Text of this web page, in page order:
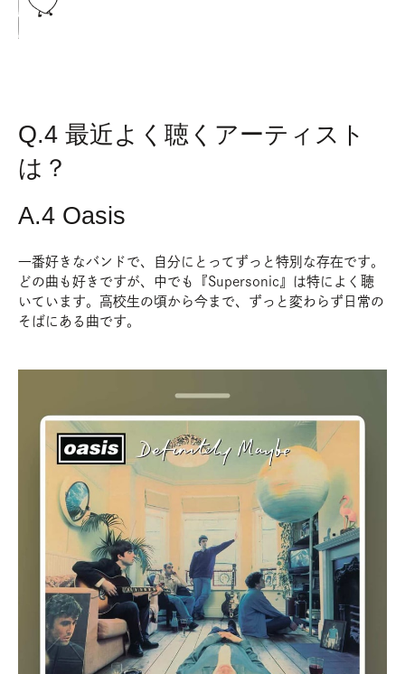
Q.4 最近よく聴くアーティスト
は？
A.4 Oasis
一番好きなバンドで、自分にとってずっと特別な存在です。
どの曲も好きですが、中でも『Supersonic』は特によく聴
いています。高校生の頃から今まで、ずっと変わらず日常の
そばにある曲です。